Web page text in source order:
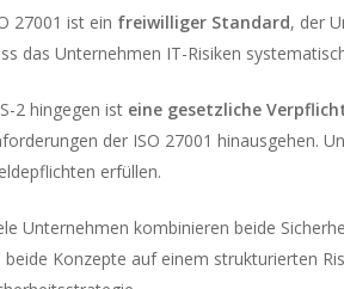
27001 ist ein freiwilliger Standard, der
das Unternehmen IT-Risiken
2 hingegen ist eine gesetzliche
der ISO 27001 hinausgehen.
erfüllen.
Unternehmen kombinieren beide
beide Konzepte auf einem strukturierten